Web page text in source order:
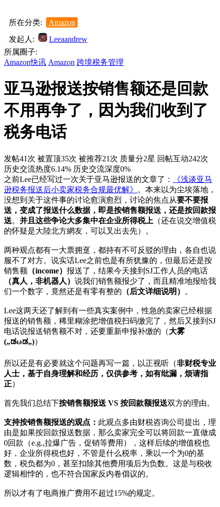
所在分类:
Amazon
发起人:
Leeaandrew
所属圈子:
Amazon快讯 Amazon 跨境税务管理
亚马逊报送按销售额还是回款
不用再争了，因为我们收到了
税务电话
发帖41次 被置顶35次 被推荐21次 质量分2星 回帖互动242次
历史交流热度6.14% 历史交流深度0%
之前Lee已经写过一次关于亚马逊报送的文章了：
《浅谈亚马
逊税务报送后小卖家税务合规最优解》
。本来以为尘埃落地，
没想到关于这件事的讨论愈演愈烈，讨论的焦点从要不要报
送，变成了报送什么数据，即是按销售额报送，还是按回款报
送。 并且这些争论大多集中在企业所得税上 （还在说交增值税
的怀疑是大陸北方網友，可以叉出去先）。
两种观点都有一大票拥趸，都持有不可反驳的理由，各自也说
服不了对方。说实话Lee之前也是有所犹豫的，但最后还是按
销售额 （income） 报送了，结果今天接到SJ工作人员的电话
（真人，非机器人） 说我们销售额报少了，而且精准地报给我
们一个数字，竟然还是有零有整的 （后文详细说明） 。
Lee这两天还了解到有一些真实案例中，性急的卖家已经根据
报送的销售额，稀里糊涂把增值税扫码缴完了，然后又接到SJ
电话说报送销售额不对，还要重新申报补缴的（大雾
(„ಡωಡ„)）
所以还是有必要就这个问题再写一篇，以正视听（非财税专业
人士，基于自身理解和经历，仅供参考，如有纰漏，烦请指
正）
首先我们总结下按销售额报送 VS 按回款额报送双方的理由。
支持按销售额报送的观点： 此观点多由财税咨询公司提出，理
由是如果按回款报送数据，那么卖家完全可以将回款一直做成
0回款（e.g.,拉爆广告，促销等费用），这样后续的增值税也
好，企业所得税也好，不管是什么税率，乘以一个为0的基
数，税负都为0，甚至扣除其他费用项后为负数。这是与税收
逻辑相悖的，也不符合国家反内卷倡议的。
所以才有了电商推广费用不超过15%的规定。